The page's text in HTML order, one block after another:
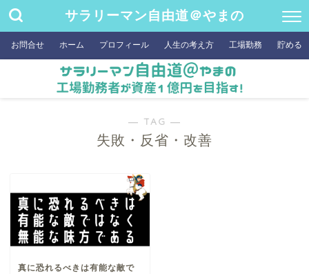
サラリーマン自由道＠やまの
お問合せ ホーム プロフィール 人生の考え方 工場勤務 貯める
― TAG ―
失敗・反省・改善
真に恐れるべきは有能な敵で